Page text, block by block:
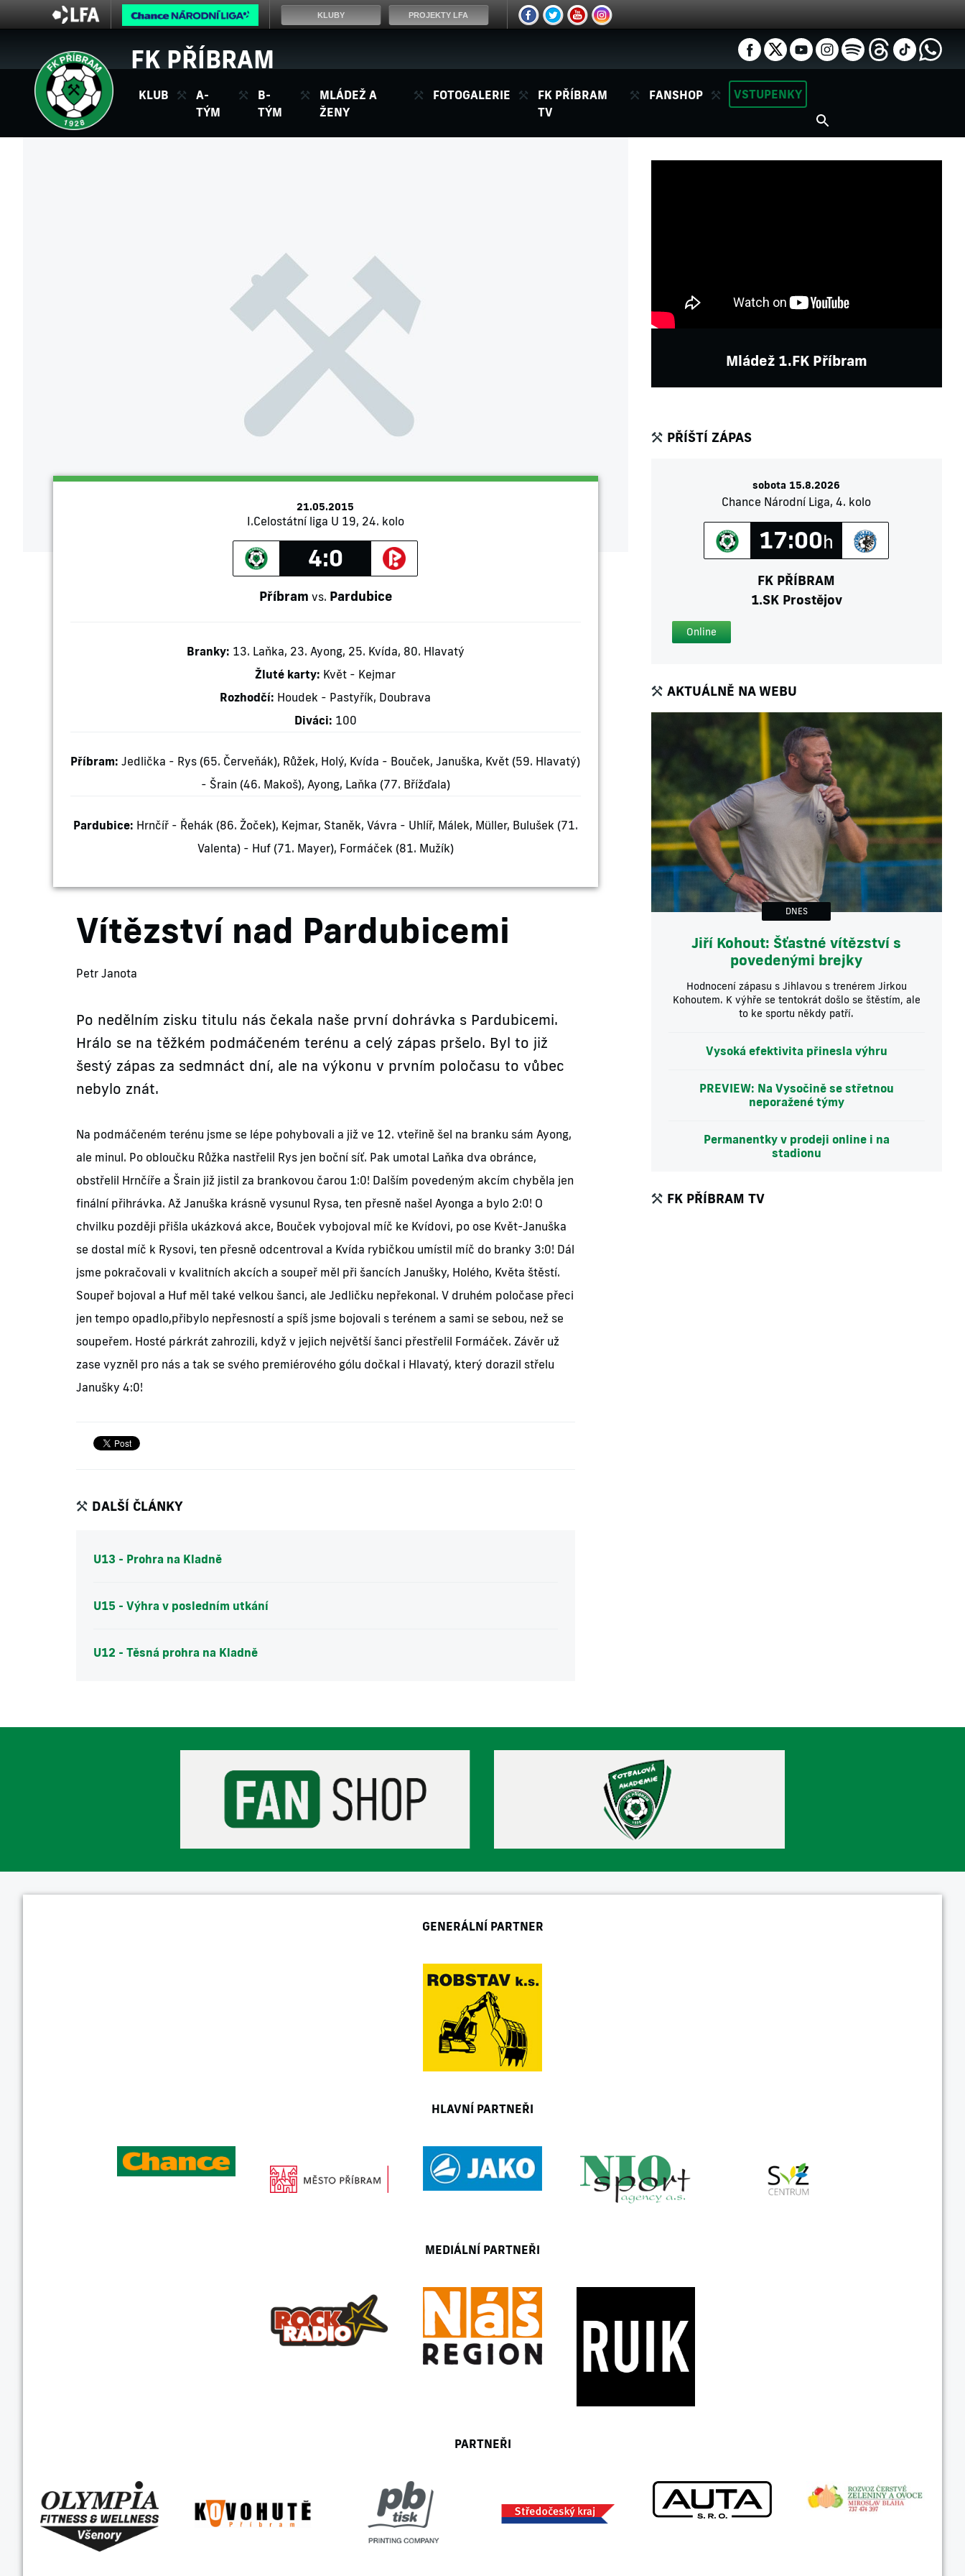
FK PŘÍBRAM
KLUB
A-
TÝM
B-
TÝM
MLÁDEŽ A
ŽENY
FOTOGALERIE
FK PŘÍBRAM
TV
FANSHOP VSTUPENKY
21.05.2015
I.Celostátní liga U 19, 24. kolo
4:0
Příbram vs. Pardubice
Branky: 13. Laňka, 23. Ayong, 25. Kvída, 80. Hlavatý
Žluté karty: Květ - Kejmar
Rozhodčí: Houdek - Pastyřík, Doubrava
Diváci: 100
Příbram:Jedlička - Rys (65. Červeňák), Růžek, Holý, Kvída - Bouček, Januška, Květ (59. Hlavatý)
- Šrain (46. Makoš), Ayong, Laňka (77. Břížďala)
Pardubice: Hrnčíř - Řehák (86. Žoček), Kejmar, Staněk, Vávra - Uhlíř, Málek, Müller, Bulušek (71.
Valenta) - Huf (71. Mayer), Formáček (81. Mužík)
Vítězství nad Pardubicemi
Petr Janota
Po nedělním zisku titulu nás čekala naše první dohrávka s Pardubicemi.
Hrálo se na těžkém podmáčeném terénu a celý zápas pršelo. Byl to již
šestý zápas za sedmnáct dní, ale na výkonu v prvním poločasu to vůbec
nebylo znát.
Na podmáčeném terénu jsme se lépe pohybovali a již ve 12. vteřině šel na branku sám Ayong,
ale minul. Po obloučku Růžka nastřelil Rys jen boční síť. Pak umotal Laňka dva obránce,
obstřelil Hrnčíře a Šrain již jistil za brankovou čarou 1:0! Dalším povedeným akcím chyběla jen
finální přihrávka. Až Januška krásně vysunul Rysa, ten přesně našel Ayonga a bylo 2:0! O
chvilku později přišla ukázková akce, Bouček vybojoval míč ke Kvídovi, po ose Květ-Januška
se dostal míč k Rysovi, ten přesně odcentroval a Kvída rybičkou umístil míč do branky 3:0! Dál
jsme pokračovali v kvalitních akcích a soupeř měl při šancích Janušky, Holého, Květa štěstí.
Soupeř bojoval a Huf měl také velkou šanci, ale Jedličku nepřekonal. V druhém poločase přeci
jen tempo opadlo,přibylo nepřesností a spíš jsme bojovali s terénem a sami se sebou, než se
soupeřem. Hosté párkrát zahrozili, když v jejich největší šanci přestřelil Formáček. Závěr už
zase vyzněl pro nás a tak se svého premiérového gólu dočkal i Hlavatý, který dorazil střelu
Janušky 4:0!
DALŠÍ ČLÁNKY
U13 - Prohra na Kladně
U15 - Výhra v posledním utkání
U12 - Těsná prohra na Kladně
Mládež 1.FK Příbram
PŘÍŠTÍ ZÁPAS
sobota 15.8.2026
Chance Národní Liga, 4. kolo
17:00h
FK PŘÍBRAM
1.SK Prostějov
Online
AKTUÁLNĚ NA WEBU
DNES
Jiří Kohout: Šťastné vítězství s
povedenými brejky
Hodnocení zápasu s Jihlavou s trenérem Jirkou
Kohoutem. K výhře se tentokrát došlo se štěstím, ale
to ke sportu někdy patří.
Vysoká efektivita přinesla výhru
PREVIEW: Na Vysočině se střetnou
neporažené týmy
Permanentky v prodeji online i na
stadionu
FK PŘÍBRAM TV
GENERÁLNÍ PARTNER
HLAVNÍ PARTNEŘI
MEDIÁLNÍ PARTNEŘI
PARTNEŘI
KLUBY PROJEKTY LFA